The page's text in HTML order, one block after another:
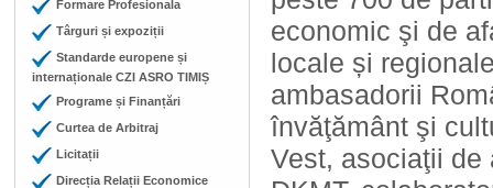
Formare Profesionala
Târguri și expoziții
Standarde europene și
internaționale CZI ASRO TIMIȘ
Programe și Finanțări
Curtea de Arbitraj
Licitații
Direcția Relații Economice
economic şi de
locale și
ambasadorii
învăţământ şi
Vest, asociaţii de